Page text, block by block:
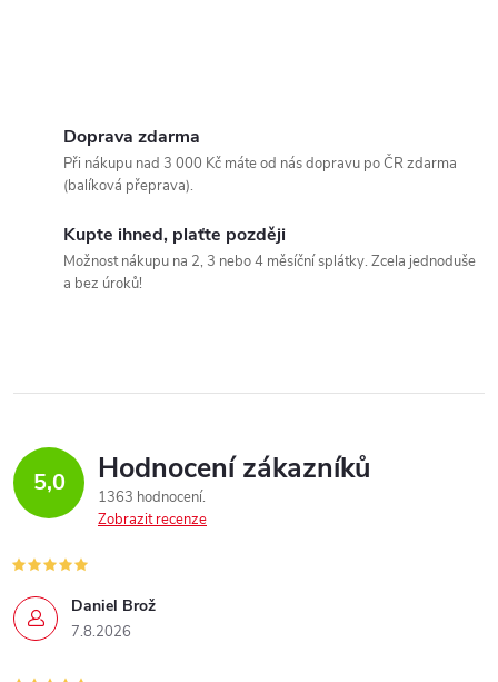
Doprava zdarma
Při nákupu nad 3 000 Kč máte od nás dopravu po ČR zdarma
(balíková přeprava).
Kupte ihned, plaťte později
Možnost nákupu na 2, 3 nebo 4 měsíční splátky. Zcela jednoduše
a bez úroků!
5,0 Hodnocení zákazníků
1363 hodnocení
Zobrazit recenze
Daniel Brož
7.8.2026